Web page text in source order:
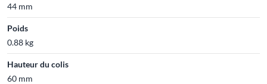
44 mm
Poids
0.88 kg
Hauteur du colis
60 mm